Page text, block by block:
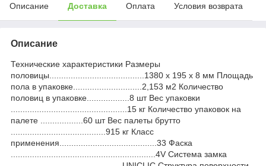
Описание Доставка Оплата Условия возврата
Описание
Технические характеристики Размеры
половицы........................................1380 х 195 х 8 мм Площадь
пола в упаковке.............................2,153 м2 Количество
половиц в упаковке..................8 шт Вес упаковки
.................................................15 кг Количество упаковок на
палете ..................60 шт Вес палеты брутто
........................................915 кг Класс
применения.........................................33 Фаска
.............................................................4V Система замка